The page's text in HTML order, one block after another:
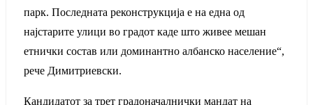
парк. Последната реконструкција е на една од
најстарите улици во градот каде што живее мешан
етнички состав или доминантно албанско население“,
рече Димитриевски.
Кандидатот за трет градоначалнички мандат на